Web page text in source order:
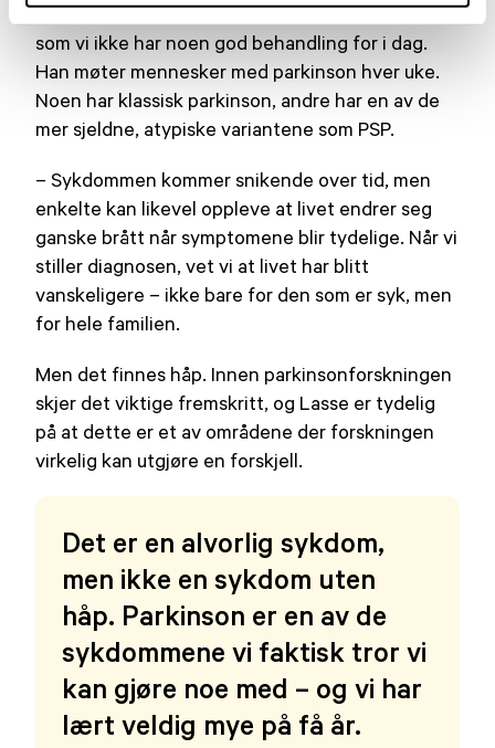
– Det gir også håp for de atypiske variantene,
som vi ikke har noen god behandling for i dag.
Han møter mennesker med parkinson hver uke.
Noen har klassisk parkinson, andre har en av de
mer sjeldne, atypiske variantene som PSP.
– Sykdommen kommer snikende over tid, men
enkelte kan likevel oppleve at livet endrer seg
ganske brått når symptomene blir tydelige. Når vi
stiller diagnosen, vet vi at livet har blitt
vanskeligere – ikke bare for den som er syk, men
for hele familien.
Men det finnes håp. Innen parkinsonforskningen
skjer det viktige fremskritt, og Lasse er tydelig
på at dette er et av områdene der forskningen
virkelig kan utgjøre en forskjell.
Det er en alvorlig sykdom,
men ikke en sykdom uten
håp. Parkinson er en av de
sykdommene vi faktisk tror vi
kan gjøre noe med – og vi har
lært veldig mye på få år.